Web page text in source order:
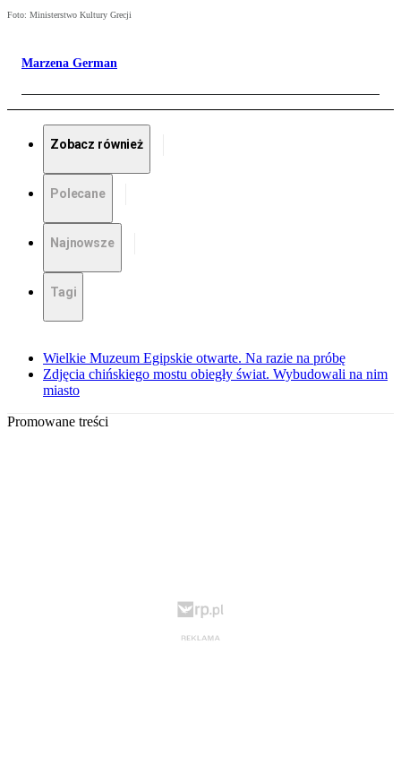
Foto: Ministerstwo Kultury Grecji
Marzena German
Zobacz również
Polecane
Najnowsze
Tagi
Wielkie Muzeum Egipskie otwarte. Na razie na próbę
Zdjęcia chińskiego mostu obiegły świat. Wybudowali na nim
miasto
Promowane treści